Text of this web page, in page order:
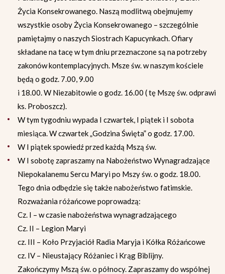
Życia Konsekrowanego. Naszą modlitwą obejmujemy
wszystkie osoby Życia Konsekrowanego – szczególnie
pamiętajmy o naszych Siostrach Kapucynkach. Ofiary
składane na tacę w tym dniu przeznaczone są na potrzeby
zakonów kontemplacyjnych. Msze św. w naszym kościele
będą o godz. 7.00, 9.00
i 18.00. W Niezabitowie o godz. 16.00 ( tę Mszę św. odprawi
ks. Proboszcz).
W tym tygodniu wypada I czwartek, I piątek i I sobota
miesiąca. W czwartek „Godzina Święta” o godz. 17.00.
W I piątek spowiedź przed każdą Mszą św.
W I sobotę zapraszamy na Nabożeństwo Wynagradzające
Niepokalanemu Sercu Maryi po Mszy św. o godz. 18.00.
Tego dnia odbędzie się także nabożeństwo fatimskie.
Rozważania różańcowe poprowadzą:
Cz. I – w czasie nabożeństwa wynagradzającego
Cz. II – Legion Maryi
cz. III – Koło Przyjaciół Radia Maryja i Kółka Różańcowe
cz. IV – Nieustający Różaniec i Krąg Biblijny.
Zakończymy Mszą św. o północy. Zapraszamy do wspólnej